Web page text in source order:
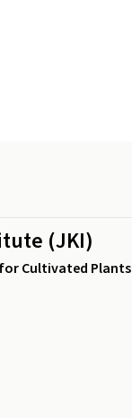
(JKI)
Cultivated Plants